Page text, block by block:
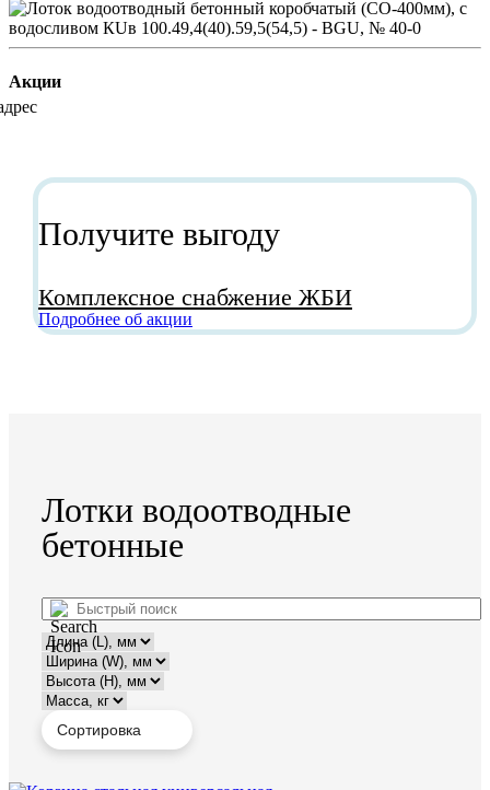
Акции
Получите выгоду
Комплексное снабжение ЖБИ
Подробнее об акции
Лотки водоотводные
бетонные